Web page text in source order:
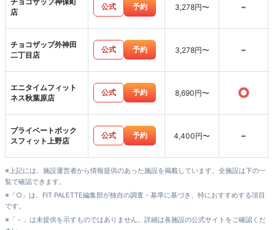
店
公式 予約 3,278円〜 -
チョコザップ外神田
二丁目店
公式 予約 3,278円〜 -
エニタイムフィット
ネス秋葉原店
公式 予約 8,690円〜 ○
プライベートボック
スフィット上野店
公式 予約 4,400円〜 -
※上記には、施設運営者から情報提供のあった施設を掲載しています。全施設は下の一
覧で確認できます。
※「○」は、FIT PALETTE編集部が独自の調査・基準に基づき、特におすすめする項目
です。
※「－」は未提供を示すものではありません。詳細は各施設の公式サイトをご確認くだ